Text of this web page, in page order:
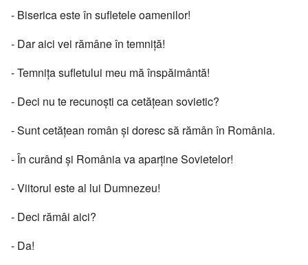
- Biserica este în sufletele oamenilor!
- Dar aici vei rămâne în temniță!
- Temnița sufletului meu mă înspăimântă!
- Deci nu te recunoști ca cetățean sovietic?
- Sunt cetățean român și doresc să rămân în România.
- În curând și România va aparține Sovietelor!
- Viitorul este al lui Dumnezeu!
- Deci rămâi aici?
- Da!